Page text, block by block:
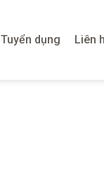
Tuyển dụng Liên